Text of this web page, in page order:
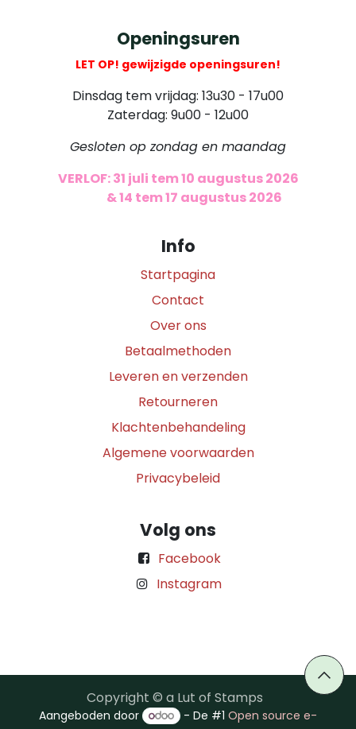
Openingsuren
LET OP! gewijzigde openingsuren!
Dinsdag tem vrijdag: 13u30 - 17u00
Zaterdag: 9u00 - 12u00
Gesloten op zondag en maandag
VERLOF: 31 juli tem 10 augustus 2026
& 14 tem 17 augustus 2026
Info
Startpagina
Contact
Over ons
Betaalmethoden
Leveren en verzenden
Retourneren
Klachtenbehandeling
Algemene voorwaarden
Privacybeleid
Volg ons
Facebook
Instagram
Copyright © a Lut of Stamps
Aangeboden door - De #1Open source e-